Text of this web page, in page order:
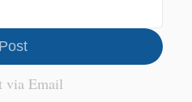
via Email
Post